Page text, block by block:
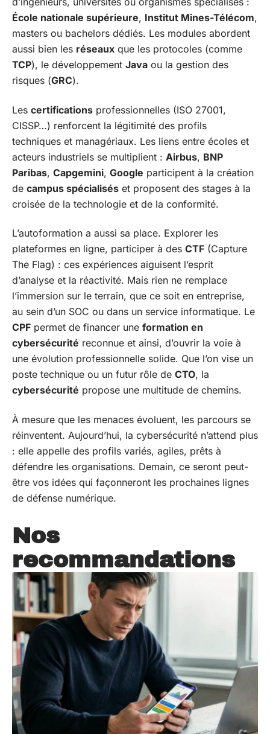
École nationale supérieure, Institut Mines-Télécom,
masters ou bachelors dédiés. Les modules abordent
aussi bien les réseaux que les protocoles (comme
TCP), le développement Java ou la gestion des
risques (GRC).
Les certifications professionnelles (ISO 27001,
CISSP…) renforcent la légitimité des profils
techniques et managériaux. Les liens entre écoles et
acteurs industriels se multiplient : Airbus, BNP
Paribas, Capgemini, Google participent à la création
de campus spécialisés et proposent des stages à la
croisée de la technologie et de la conformité.
L’autoformation a aussi sa place. Explorer les
plateformes en ligne, participer à des CTF (Capture
The Flag) : ces expériences aiguisent l’esprit
d’analyse et la réactivité. Mais rien ne remplace
l’immersion sur le terrain, que ce soit en entreprise,
au sein d’un SOC ou dans un service informatique. Le
CPF permet de financer une formation en
cybersécurité reconnue et ainsi, d’ouvrir la voie à
une évolution professionnelle solide. Que l’on vise un
poste technique ou un futur rôle de CTO, la
cybersécurité propose une multitude de chemins.
À mesure que les menaces évoluent, les parcours se
réinventent. Aujourd’hui, la cybersécurité n’attend plus
: elle appelle des profils variés, agiles, prêts à
défendre les organisations. Demain, ce seront peut-
être vos idées qui façonneront les prochaines lignes
de défense numérique.
Nos
recommandations